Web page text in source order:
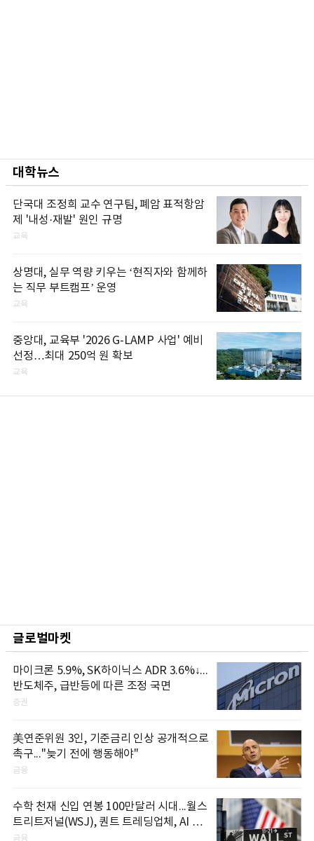
대학뉴스
단국대 조정희 교수 연구팀, 폐암 표적항암
제 '내성·재발' 원인 규명
교육
상명대, 실무 역량 키우는 ‘현직자와 함께하
는 직무 부트캠프’ 운영
교육
중앙대, 교육부 '2026 G-LAMP 사업' 예비
선정…최대 250억 원 확보
교육
글로벌마켓
마이크론 5.9%, SK하이닉스 ADR 3.6%↓...
반도체주, 급반등에 따른 조정 국면
증권
美연준위원 3인, 기준금리 인상 공개적으로
촉구..."늦기 전에 행동해야"
금융
수학 천재 신입 연봉 100만달러 시대...월스
트리트저널(WSJ), 퀀트 트레딩업체, AI 기
업들 인재 확보 경쟁
금융